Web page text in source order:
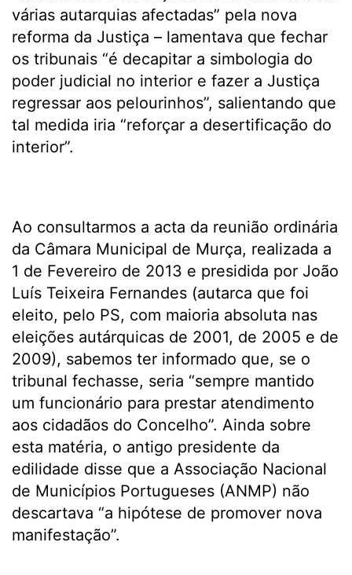
várias autarquias afectadas” pela nova
reforma da Justiça – lamentava que fechar
os tribunais “é decapitar a simbologia do
poder judicial no interior e fazer a Justiça
regressar aos pelourinhos”, salientando que
tal medida iria “reforçar a desertificação do
interior”.
Ao consultarmos a acta da reunião ordinária
da Câmara Municipal de Murça, realizada a
1 de Fevereiro de 2013 e presidida por João
Luís Teixeira Fernandes (autarca que foi
eleito, pelo PS, com maioria absoluta nas
eleições autárquicas de 2001, de 2005 e de
2009), sabemos ter informado que, se o
tribunal fechasse, seria “sempre mantido
um funcionário para prestar atendimento
aos cidadãos do Concelho”. Ainda sobre
esta matéria, o antigo presidente da
edilidade disse que a Associação Nacional
de Municípios Portugueses (ANMP) não
descartava “a hipótese de promover nova
manifestação”.